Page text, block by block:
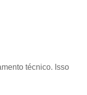
técnico. Isso